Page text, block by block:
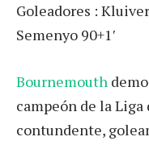
Goleadores :
Semenyo 90+1′
Bournemouth
campeón de la Liga
contundente,